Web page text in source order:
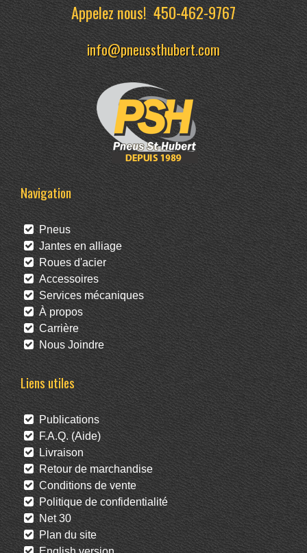
Appelez nous!450-462-9767
info@pneussthubert.com
Navigation
Pneus
Jantes en alliage
Roues d'acier
Accessoires
Services mécaniques
À propos
Carrière
Nous Joindre
Liens utiles
Publications
F.A.Q. (Aide)
Livraison
Retour de marchandise
Conditions de vente
Politique de confidentialité
Net 30
Plan du site